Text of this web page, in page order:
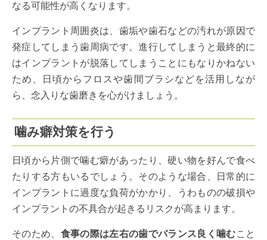
なる可能性が高くなります。
インプラント周囲炎は、歯垢や歯石などの汚れが原因で
発症してしまう歯周病です。進行してしまうと最終的に
はインプラントが脱落してしまうことにもなりかねない
ため、日頃からフロスや歯間ブラシなどを活用しなが
ら、念入りな歯磨きを心がけましょう。
噛み癖対策を行う
日頃から片側で噛む癖があったり、硬い物を好んで食べ
たりする方もいるでしょう。そのような場合、日常的に
インプラントに過度な負荷がかかり、うわものの破損や
インプラントの不具合が起きるリスクが高まります。
そのため、 食事の際は左右の歯でバランス良く噛むこと